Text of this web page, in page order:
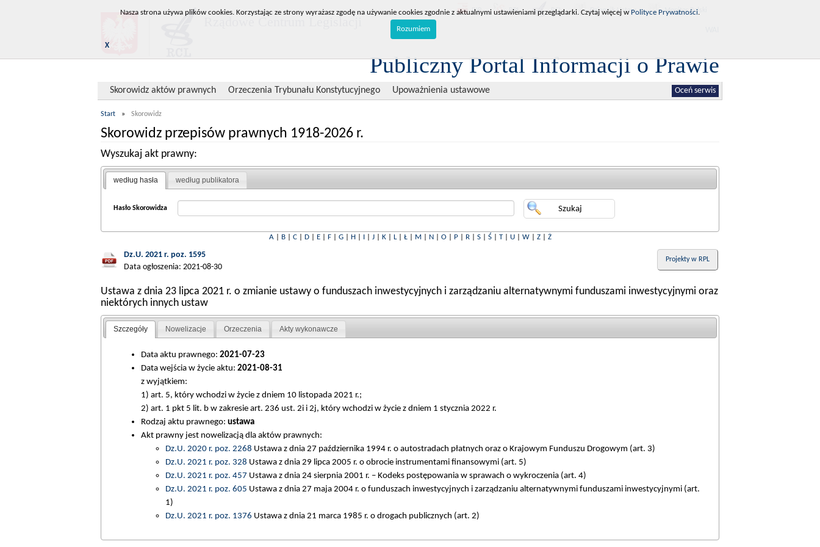
BIP RPL RCL Dziennik Ustaw Monitor Polski
Publiczny Portal Informacji o Prawie
Skorowidz aktów prawnych Orzeczenia Trybunału Konstytucyjnego Upoważnienia ustawowe Oceń serwis
Start » Skorowidz
Skorowidz przepisów prawnych 1918-2026 r.
Wyszukaj akt prawny:
według hasła według publikatora
Hasło Skorowidza
A| B| C| D| E| F| G| H| I| J| K| L| Ł| M N| O| P| R| S| Ś| T| U| W| Z| Ż
Dz.U. 2021 r. poz. 1595
Data ogłoszenia: 2021-08-30
Projekty w RPL
Ustawa z dnia 23 lipca 2021 r. o zmianie ustawy o funduszach inwestycyjnych i zarządzaniu alternatywnymi funduszami inwestycyjnymi oraz
niektórych innych ustaw
Szczegóły Nowelizacje Orzeczenia Akty wykonawcze
Data aktu prawnego: 2021-07-23
Data wejścia w życie aktu: 2021-08-31
z wyjątkiem:
1) art. 5, który wchodzi w życie z dniem 10 listopada 2021 r.;
2) art. 1 pkt 5 lit. b w zakresie art. 236 ust. 2i i 2j, który wchodzi w życie z dniem 1 stycznia 2022 r.
Rodzaj aktu prawnego: ustawa
Akt prawny jest nowelizacją dla aktów prawnych:
Dz.U. 2020 r. poz. 2268 Ustawa z dnia 27 października 1994 r. o autostradach płatnych oraz o Krajowym Funduszu Drogowym (art. 3)
Dz.U. 2021 r. poz. 328 Ustawa z dnia 29 lipca 2005 r. o obrocie instrumentami finansowymi (art. 5)
Dz.U. 2021 r. poz. 457 Ustawa z dnia 24 sierpnia 2001 r. – Kodeks postępowania w sprawach o wykroczenia (art. 4)
Dz.U. 2021 r. poz. 605 Ustawa z dnia 27 maja 2004 r. o funduszach inwestycyjnych i zarządzaniu alternatywnymi funduszami inwestycyjnymi (art.
1)
Dz.U. 2021 r. poz. 1376 Ustawa z dnia 21 marca 1985 r. o drogach publicznych (art. 2)
Nasza strona używa plików cookies. Korzystając ze strony wyrażasz zgodę na używanie cookies zgodnie z aktualnymi ustawieniami przeglądarki. Czytaj więcej w Polityce Prywatności.
Rozumiem
X